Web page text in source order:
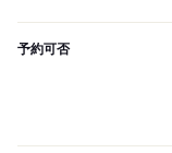
予約可否